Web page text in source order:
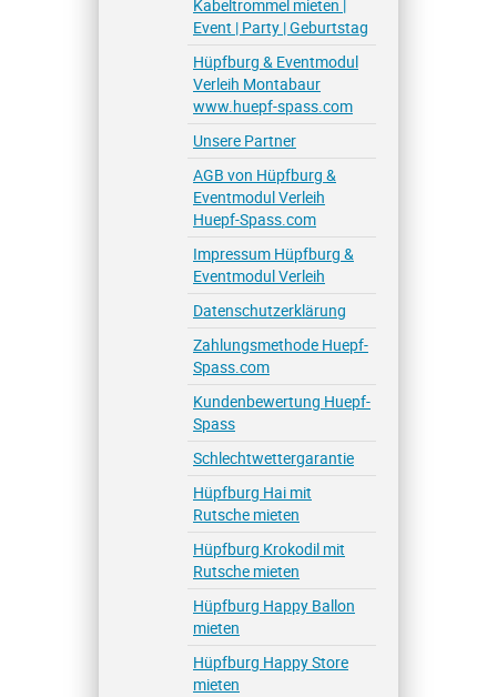
Kabeltrommel mieten |
Event | Party | Geburtstag
Hüpfburg & Eventmodul
Verleih Montabaur
www.huepf-spass.com
Unsere Partner
AGB von Hüpfburg &
Eventmodul Verleih
Huepf-Spass.com
Impressum Hüpfburg &
Eventmodul Verleih
Datenschutzerklärung
Zahlungsmethode Huepf-
Spass.com
Kundenbewertung Huepf-
Spass
Schlechtwettergarantie
Hüpfburg Hai mit
Rutsche mieten
Hüpfburg Krokodil mit
Rutsche mieten
Hüpfburg Happy Ballon
mieten
Hüpfburg Happy Store
mieten